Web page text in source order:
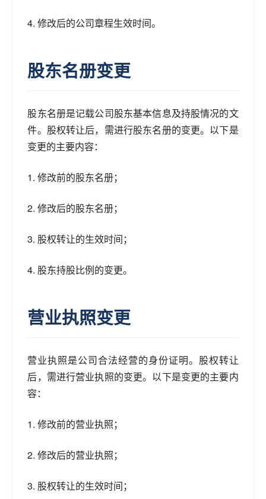
4. 修改后的公司章程生效时间。
股东名册变更
股东名册是记载公司股东基本信息及持股情况的文
件。股权转让后，需进行股东名册的变更。以下是
变更的主要内容：
1. 修改前的股东名册；
2. 修改后的股东名册；
3. 股权转让的生效时间；
4. 股东持股比例的变更。
营业执照变更
营业执照是公司合法经营的身份证明。股权转让
后，需进行营业执照的变更。以下是变更的主要内
容：
1. 修改前的营业执照；
2. 修改后的营业执照；
3. 股权转让的生效时间；